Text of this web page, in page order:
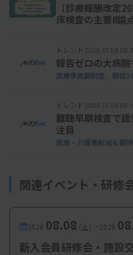
［診療報酬改定
床検査の主要8論
トレンド 2026.01.09
報告ゼロの大病
医療事故調制度、開始
トレンド 2026.01.09
難聴早期検査で
注目
医療・介護費削減も期
関連イベント・研修
2026. 08.08（土） -2026.
新入会員研修会・施設